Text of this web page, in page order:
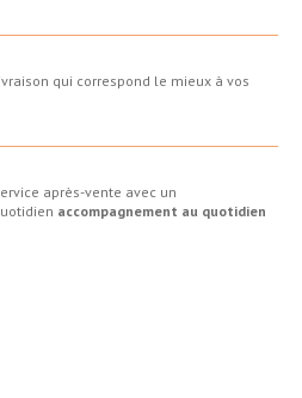
qui correspond le mieux à vos
après-vente avec un
accompagnement au quotidien